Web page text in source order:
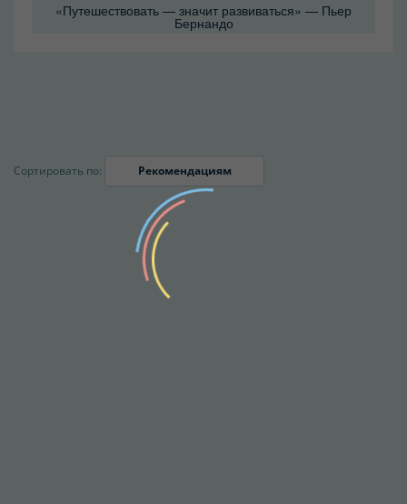
«Путешествовать — значит развиваться» — Пьер
Бернандо
Сортировать по: Рекомендациям